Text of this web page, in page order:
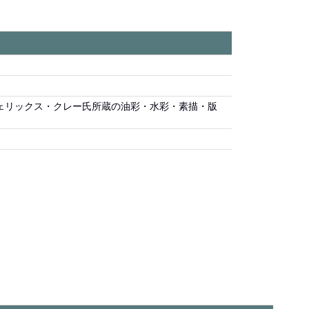
ックス・クレー氏所蔵の油彩・水彩・素描・版